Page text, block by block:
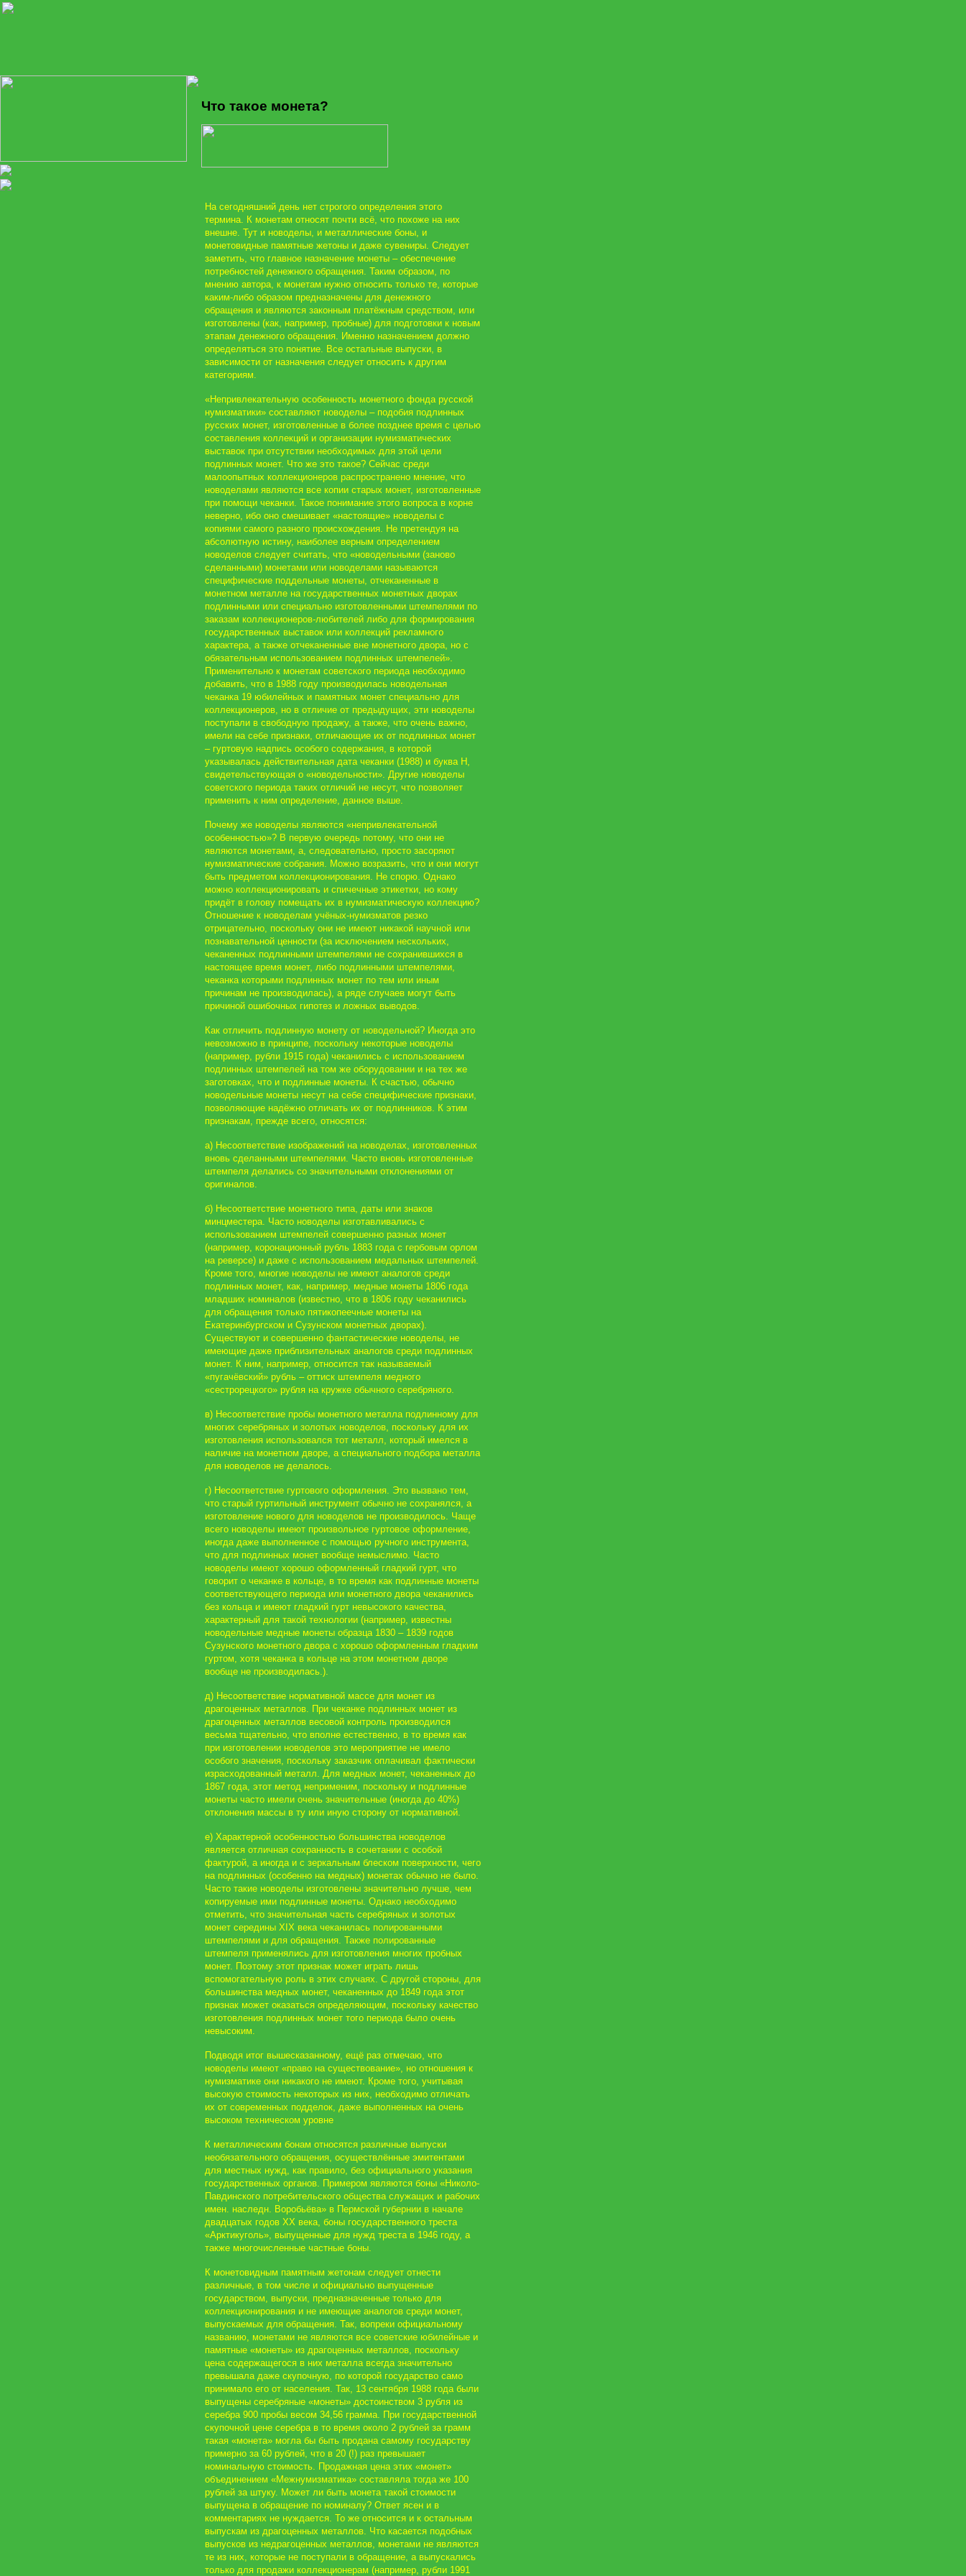
Что такое монета?
На сегодняшний день нет строгого определения этого
термина. К монетам относят почти всё, что похоже на них
внешне. Тут и новоделы, и металлические боны, и
монетовидные памятные жетоны и даже сувениры. Следует
заметить, что главное назначение монеты – обеспечение
потребностей денежного обращения. Таким образом, по
мнению автора, к монетам нужно относить только те, которые
каким-либо образом предназначены для денежного
обращения и являются законным платёжным средством, или
изготовлены (как, например, пробные) для подготовки к новым
этапам денежного обращения. Именно назначением должно
определяться это понятие. Все остальные выпуски, в
зависимости от назначения следует относить к другим
категориям.
«Непривлекательную особенность монетного фонда русской
нумизматики» составляют новоделы – подобия подлинных
русских монет, изготовленные в более позднее время с целью
составления коллекций и организации нумизматических
выставок при отсутствии необходимых для этой цели
подлинных монет. Что же это такое? Сейчас среди
малоопытных коллекционеров распространено мнение, что
новоделами являются все копии старых монет, изготовленные
при помощи чеканки. Такое понимание этого вопроса в корне
неверно, ибо оно смешивает «настоящие» новоделы с
копиями самого разного происхождения. Не претендуя на
абсолютную истину, наиболее верным определением
новоделов следует считать, что «новодельными (заново
сделанными) монетами или новоделами называются
специфические поддельные монеты, отчеканенные в
монетном металле на государственных монетных дворах
подлинными или специально изготовленными штемпелями по
заказам коллекционеров-любителей либо для формирования
государственных выставок или коллекций рекламного
характера, а также отчеканенные вне монетного двора, но с
обязательным использованием подлинных штемпелей».
Применительно к монетам советского периода необходимо
добавить, что в 1988 году производилась новодельная
чеканка 19 юбилейных и памятных монет специально для
коллекционеров, но в отличие от предыдущих, эти новоделы
поступали в свободную продажу, а также, что очень важно,
имели на себе признаки, отличающие их от подлинных монет
– гуртовую надпись особого содержания, в которой
указывалась действительная дата чеканки (1988) и буква Н,
свидетельствующая о «новодельности». Другие новоделы
советского периода таких отличий не несут, что позволяет
применить к ним определение, данное выше.
Почему же новоделы являются «непривлекательной
особенностью»? В первую очередь потому, что они не
являются монетами, а, следовательно, просто засоряют
нумизматические собрания. Можно возразить, что и они могут
быть предметом коллекционирования. Не спорю. Однако
можно коллекционировать и спичечные этикетки, но кому
придёт в голову помещать их в нумизматическую коллекцию?
Отношение к новоделам учёных-нумизматов резко
отрицательно, поскольку они не имеют никакой научной или
познавательной ценности (за исключением нескольких,
чеканенных подлинными штемпелями не сохранившихся в
настоящее время монет, либо подлинными штемпелями,
чеканка которыми подлинных монет по тем или иным
причинам не производилась), а ряде случаев могут быть
причиной ошибочных гипотез и ложных выводов.
Как отличить подлинную монету от новодельной? Иногда это
невозможно в принципе, поскольку некоторые новоделы
(например, рубли 1915 года) чеканились с использованием
подлинных штемпелей на том же оборудовании и на тех же
заготовках, что и подлинные монеты. К счастью, обычно
новодельные монеты несут на себе специфические признаки,
позволяющие надёжно отличать их от подлинников. К этим
признакам, прежде всего, относятся:
а) Несоответствие изображений на новоделах, изготовленных
вновь сделанными штемпелями. Часто вновь изготовленные
штемпеля делались со значительными отклонениями от
оригиналов.
б) Несоответствие монетного типа, даты или знаков
минцместера. Часто новоделы изготавливались с
использованием штемпелей совершенно разных монет
(например, коронационный рубль 1883 года с гербовым орлом
на реверсе) и даже с использованием медальных штемпелей.
Кроме того, многие новоделы не имеют аналогов среди
подлинных монет, как, например, медные монеты 1806 года
младших номиналов (известно, что в 1806 году чеканились
для обращения только пятикопеечные монеты на
Екатеринбургском и Сузунском монетных дворах).
Существуют и совершенно фантастические новоделы, не
имеющие даже приблизительных аналогов среди подлинных
монет. К ним, например, относится так называемый
«пугачёвский» рубль – оттиск штемпеля медного
«сестрорецкого» рубля на кружке обычного серебряного.
в) Несоответствие пробы монетного металла подлинному для
многих серебряных и золотых новоделов, поскольку для их
изготовления использовался тот металл, который имелся в
наличие на монетном дворе, а специального подбора металла
для новоделов не делалось.
г) Несоответствие гуртового оформления. Это вызвано тем,
что старый гуртильный инструмент обычно не сохранялся, а
изготовление нового для новоделов не производилось. Чаще
всего новоделы имеют произвольное гуртовое оформление,
иногда даже выполненное с помощью ручного инструмента,
что для подлинных монет вообще немыслимо. Часто
новоделы имеют хорошо оформленный гладкий гурт, что
говорит о чеканке в кольце, в то время как подлинные монеты
соответствующего периода или монетного двора чеканились
без кольца и имеют гладкий гурт невысокого качества,
характерный для такой технологии (например, известны
новодельные медные монеты образца 1830 – 1839 годов
Сузунского монетного двора с хорошо оформленным гладким
гуртом, хотя чеканка в кольце на этом монетном дворе
вообще не производилась.).
д) Несоответствие нормативной массе для монет из
драгоценных металлов. При чеканке подлинных монет из
драгоценных металлов весовой контроль производился
весьма тщательно, что вполне естественно, в то время как
при изготовлении новоделов это мероприятие не имело
особого значения, поскольку заказчик оплачивал фактически
израсходованный металл. Для медных монет, чеканенных до
1867 года, этот метод неприменим, поскольку и подлинные
монеты часто имели очень значительные (иногда до 40%)
отклонения массы в ту или иную сторону от нормативной.
е) Характерной особенностью большинства новоделов
является отличная сохранность в сочетании с особой
фактурой, а иногда и с зеркальным блеском поверхности, чего
на подлинных (особенно на медных) монетах обычно не было.
Часто такие новоделы изготовлены значительно лучше, чем
копируемые ими подлинные монеты. Однако необходимо
отметить, что значительная часть серебряных и золотых
монет середины XIX века чеканилась полированными
штемпелями и для обращения. Также полированные
штемпеля применялись для изготовления многих пробных
монет. Поэтому этот признак может играть лишь
вспомогательную роль в этих случаях. С другой стороны, для
большинства медных монет, чеканенных до 1849 года этот
признак может оказаться определяющим, поскольку качество
изготовления подлинных монет того периода было очень
невысоким.
Подводя итог вышесказанному, ещё раз отмечаю, что
новоделы имеют «право на существование», но отношения к
нумизматике они никакого не имеют. Кроме того, учитывая
высокую стоимость некоторых из них, необходимо отличать
их от современных подделок, даже выполненных на очень
высоком техническом уровне
К металлическим бонам относятся различные выпуски
необязательного обращения, осуществлённые эмитентами
для местных нужд, как правило, без официального указания
государственных органов. Примером являются боны «Николо-
Павдинского потребительского общества служащих и рабочих
имен. наследн. Воробьёва» в Пермской губернии в начале
двадцатых годов XX века, боны государственного треста
«Арктикуголь», выпущенные для нужд треста в 1946 году, а
также многочисленные частные боны.
К монетовидным памятным жетонам следует отнести
различные, в том числе и официально выпущенные
государством, выпуски, предназначенные только для
коллекционирования и не имеющие аналогов среди монет,
выпускаемых для обращения. Так, вопреки официальному
названию, монетами не являются все советские юбилейные и
памятные «монеты» из драгоценных металлов, поскольку
цена содержащегося в них металла всегда значительно
превышала даже скупочную, по которой государство само
принимало его от населения. Так, 13 сентября 1988 года были
выпущены серебряные «монеты» достоинством 3 рубля из
серебра 900 пробы весом 34,56 грамма. При государственной
скупочной цене серебра в то время около 2 рублей за грамм
такая «монета» могла бы быть продана самому государству
примерно за 60 рублей, что в 20 (!) раз превышает
номинальную стоимость. Продажная цена этих «монет»
объединением «Межнумизматика» составляла тогда же 100
рублей за штуку. Может ли быть монета такой стоимости
выпущена в обращение по номиналу? Ответ ясен и в
комментариях не нуждается. То же относится и к остальным
выпускам из драгоценных металлов. Что касается подобных
выпусков из недрагоценных металлов, монетами не являются
те из них, которые не поступали в обращение, а выпускались
только для продажи коллекционерам (например, рубли 1991